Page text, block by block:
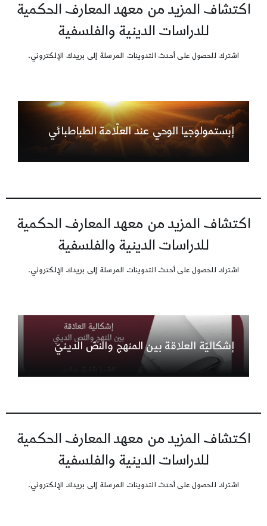
اكتشاف المزيد من معهد المعارف الحكمية
للدراسات الدينية والفلسفية
اشترك للحصول على أحدث التدوينات المرسلة إلى بريدك الإلكتروني.
إبستمولوجيا الوحي عند العلّامة الطباطبائي
اكتشاف المزيد من معهد المعارف الحكمية
للدراسات الدينية والفلسفية
اشترك للحصول على أحدث التدوينات المرسلة إلى بريدك الإلكتروني.
إشكاليّة العلاقة بين المنهج والنصّ الدينيّ
اكتشاف المزيد من معهد المعارف الحكمية
للدراسات الدينية والفلسفية
اشترك للحصول على أحدث التدوينات المرسلة إلى بريدك الإلكتروني.